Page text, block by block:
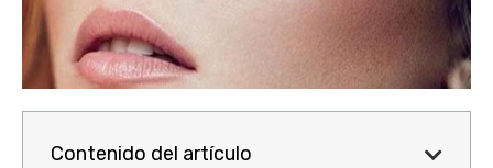
Contenido del artículo